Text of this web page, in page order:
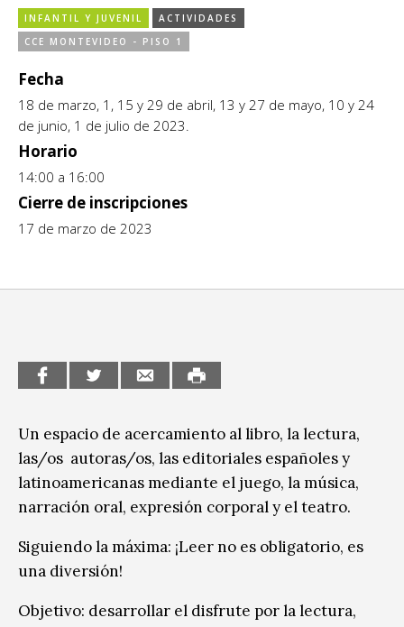
CCE en el interior/libros
Exposiciones
Formación
Género y Diversidad
Infantil y Juvenil
Letras
Medio Ambiente
INFANTIL Y JUVENIL
ACTIVIDADES
CCE MONTEVIDEO - PISO 1
Fecha
18 de marzo, 1, 15 y 29 de abril, 13 y 27 de mayo, 10 y 24
de junio, 1 de julio de 2023.
Horario
14:00 a 16:00
Cierre de inscripciones
17 de marzo de 2023
Un espacio de acercamiento al libro, la lectura,
las/os autoras/os, las editoriales españoles y
latinoamericanas mediante el juego, la música,
narración oral, expresión corporal y el teatro.
Siguiendo la máxima: ¡Leer no es obligatorio, es
una diversión!
Objetivo: desarrollar el disfrute por la lectura,